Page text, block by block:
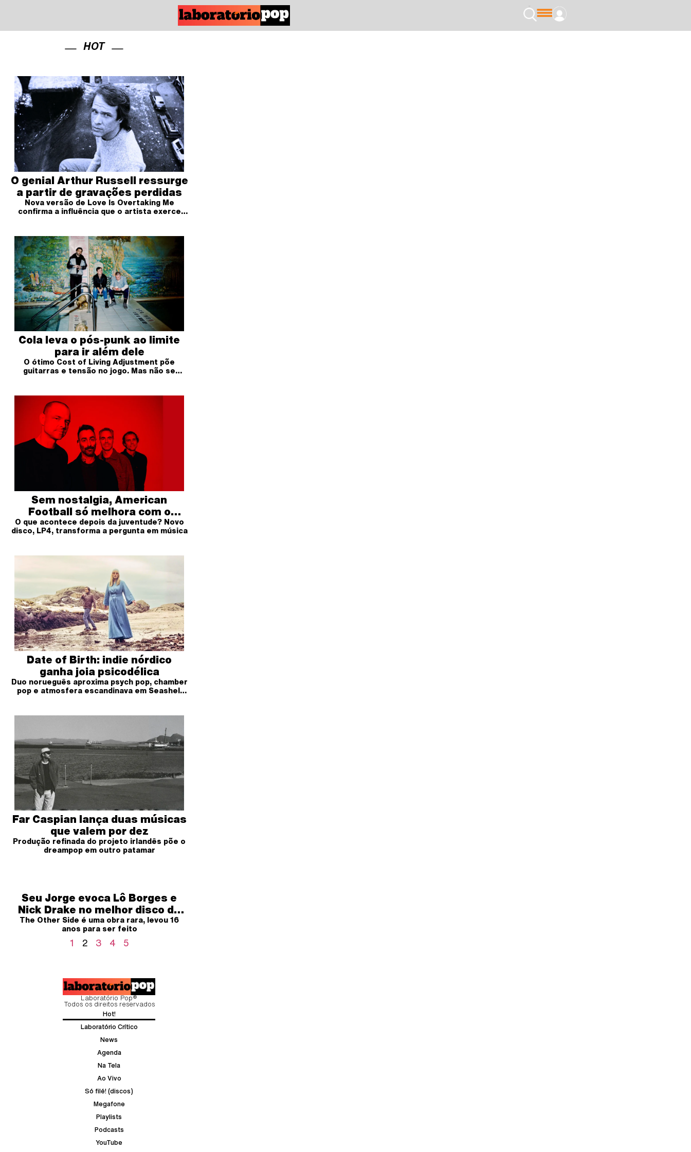
HOT
O genial Arthur Russell ressurge
a partir de gravações perdidas
Nova versão de Love Is Overtaking Me
confirma a influência que o artista exerce
Cola leva o pós-punk ao limite
para ir além dele
O ótimo Cost of Living Adjustment põe
guitarras e tensão no jogo. Mas não se
Sem nostalgia, American
Football só melhora com o
tempo
O que acontece depois da juventude? Novo
disco, LP4, transforma a pergunta em música
Date of Birth: indie nórdico
ganha joia psicodélica
Duo norueguês aproxima psych pop, chamber
pop e atmosfera escandinava em Seashell
Far Caspian lança duas músicas
que valem por dez
Produção refinada do projeto irlandês põe o
dreampop em outro patamar
Seu Jorge evoca Lô Borges e
Nick Drake no melhor disco da
carreira
The Other Side é uma obra rara, levou 16
anos para ser feito
1 2 3 4 5
Laboratório Pop®
Todos os direitos reservados
Hot!
Laboratório Crítico
News
Agenda
Na Tela
Ao Vivo
Só filé! (discos)
Megafone
Playlists
Podcasts
YouTube